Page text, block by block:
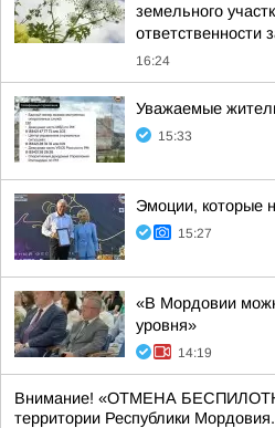
земельного
ответственности
16:24
Уважаемые
15:33
Эмоции, которые
15:27
«В Мордовии
уровня»
14:19
Внимание! «ОТМЕНА
территории Республики